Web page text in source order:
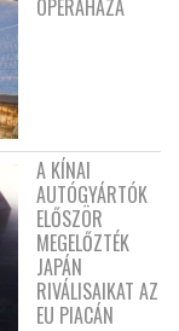
OPERAHÁZA
A KÍNAI
AUTÓGYÁRTÓK
ELŐSZÖR
MEGELŐZTÉK
JAPÁN
RIVÁLISAIKAT AZ
EU PIACÁN